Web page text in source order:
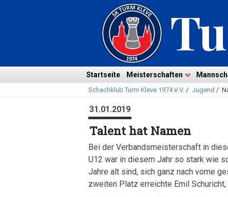
überspringen
Startseite Meisterschaften
Schachklub Turm Kleve 1974 e.V. / Jugend /
31.01.2019
Talent hat Namen
Bei der Verbandsmeisterschaft in
U12 war in diesem Jahr so stark wie
Jahre alt sind, sich ganz nach vorne
zweiten Platz erreichte Emil